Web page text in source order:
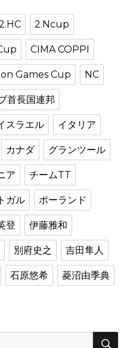
2.Ncup
CIMA COPPI
Games Cup NC
首長国連邦
スラエル イタリア
カナダ グランツール
ア チームTT
ガル ポーランド
登 伊藤雅和
別府史之 吉田隼人
石原悠希 菱沼由季典
検